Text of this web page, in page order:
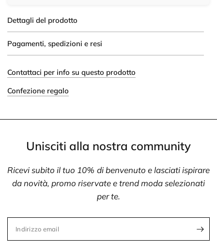
Dettagli del prodotto
Pagamenti, spedizioni e resi
Contattaci per info su questo prodotto
Confezione regalo
Unisciti alla nostra community
Ricevi subito il tuo 10% di benvenuto e lasciati ispirare
da novità, promo riservate e trend moda selezionati
per te.
Indirizzo email